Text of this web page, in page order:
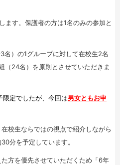
ます。保護者の方は1名のみの参加と
）の1グループに対して在校生2名
（24名）を原則とさせていただきま
定でしたが、今回は男女ともお申
校生ならではの視点で紹介しながら
分を予定しています。
方を優先させていただくため「6年